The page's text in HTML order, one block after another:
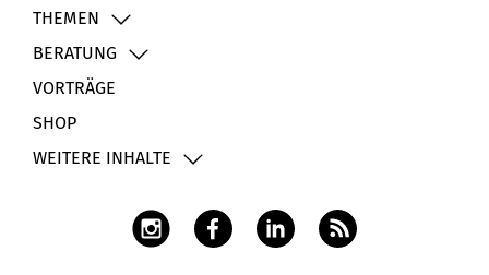
THEMEN
BERATUNG
VORTRÄGE
SHOP
WEITERE INHALTE